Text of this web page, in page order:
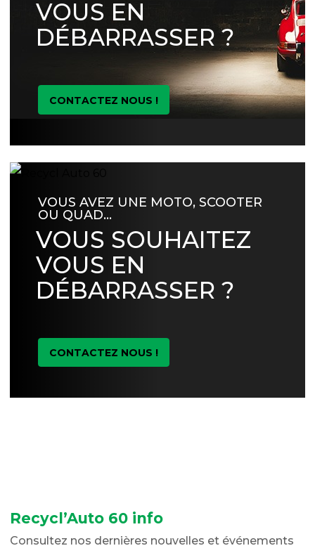
VOUS EN
DÉBARRASSER ?
CONTACTEZ NOUS !
VOUS AVEZ UNE MOTO, SCOOTER
OU QUAD…
VOUS SOUHAITEZ
VOUS EN
DÉBARRASSER ?
CONTACTEZ NOUS !
Recycl’Auto 60 info
Consultez nos dernières nouvelles et événements